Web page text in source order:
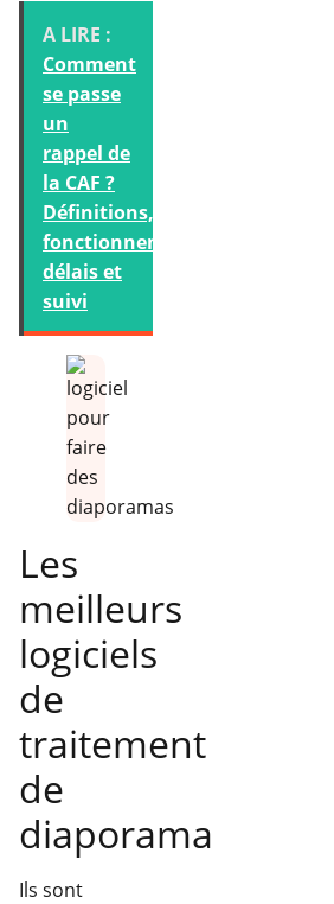
A LIRE :
Comment
se passe
un
rappel de
la CAF ?
Définitions,
fonctionnement,
délais et
suivi
Les
meilleurs
logiciels
de
traitement
de
diaporama
Ils sont